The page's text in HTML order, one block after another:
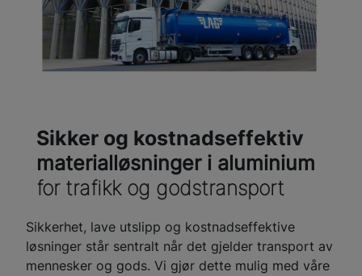
Sikker og kostnadseffektiv
materialløsninger i aluminium
for trafikk og godstransport
Sikkerhet, lave utslipp og kostnadseffektive
løsninger står sentralt når det gjelder transport av
mennesker og gods. Vi gjør dette mulig med våre